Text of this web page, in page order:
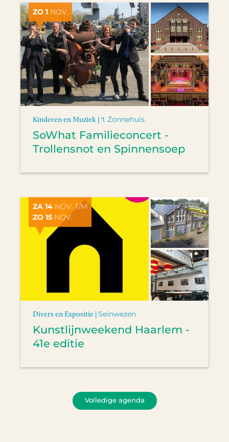
ZO 1 NOV.
Kinderen en Muziek | 't Zonnehuis
SoWhat Familieconcert -
Trollensnot en Spinnensoep
ZA 14 NOV. T/M
ZO 15 NOV.
Divers en Expositie |Seinwezen
Kunstlijnweekend Haarlem -
41e editie
Volledige agenda